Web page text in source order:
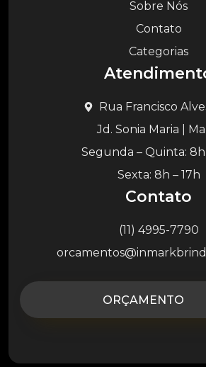
Sobre Nós
Contato
Categorias
Rua Francisco
Jd. Sonia Maria |
Segunda – Quinta: 8h
Sexta: 8h – 17h
Contato
(11) 4995-7790
ORÇAMENTO